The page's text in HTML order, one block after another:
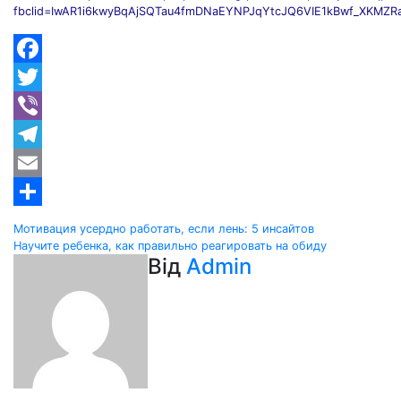
Facebook
Twitter
Viber
Telegram
Email
Навігація
Мотивация усердно работать, если лень: 5 инсайтов
Научите ребенка, как правильно реагировать на обиду
Від Admin